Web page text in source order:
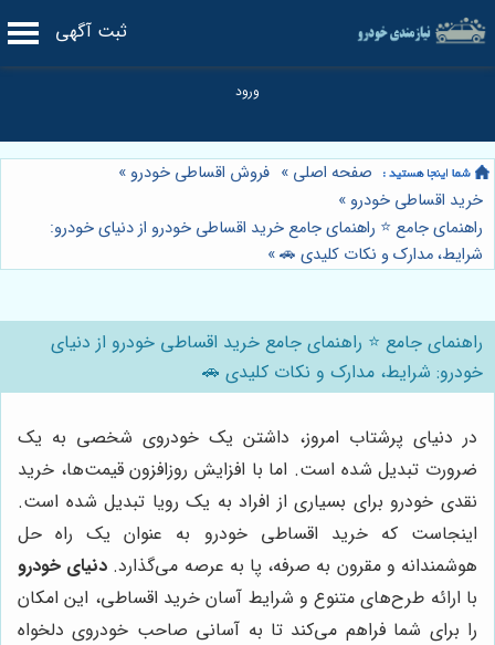
ثبت آگهی
صفحه اصلی » فروش اقساطی خودرو »
خرید اقساطی خودرو »
راهنمای جامع ⭐️ راهنمای جامع خرید اقساطی خودرو از دنیای خودرو:
شرایط، مدارک و نکات کلیدی 🚗»
راهنمای جامع ⭐️ راهنمای جامع خرید اقساطی خودرو از دنیای
خودرو: شرایط، مدارک و نکات کلیدی 🚗
در دنیای پرشتاب امروز، داشتن یک خودروی شخصی به یک
ضرورت تبدیل شده است. اما با افزایش روزافزون قیمت‌ها، خرید
نقدی خودرو برای بسیاری از افراد به یک رویا تبدیل شده است.
اینجاست که خرید اقساطی خودرو به عنوان یک راه حل
هوشمندانه و مقرون به صرفه، پا به عرصه می‌گذارد. دنیای خودرو
با ارائه طرح‌های متنوع و شرایط آسان خرید اقساطی، این امکان
را برای شما فراهم می‌کند تا به آسانی صاحب خودروی دلخواه